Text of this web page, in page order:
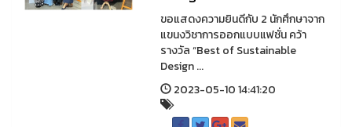
ขอแสดงความยินดีกับ 2 นักศึกษาจาก
แขนงวิชาการออกแบบแฟชั่น คว้า
รางวัล “Best of Sustainable
Design ...
2023-05-10 14:41:20